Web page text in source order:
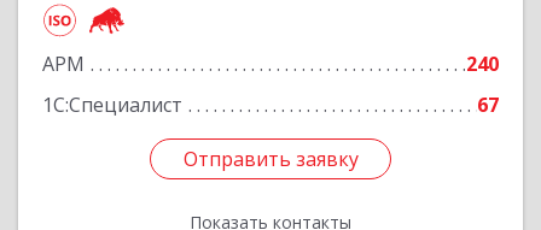
АРМ
240
1С:Специалист
67
Отправить заявку
Показать контакты
Отправить заявку
Назад